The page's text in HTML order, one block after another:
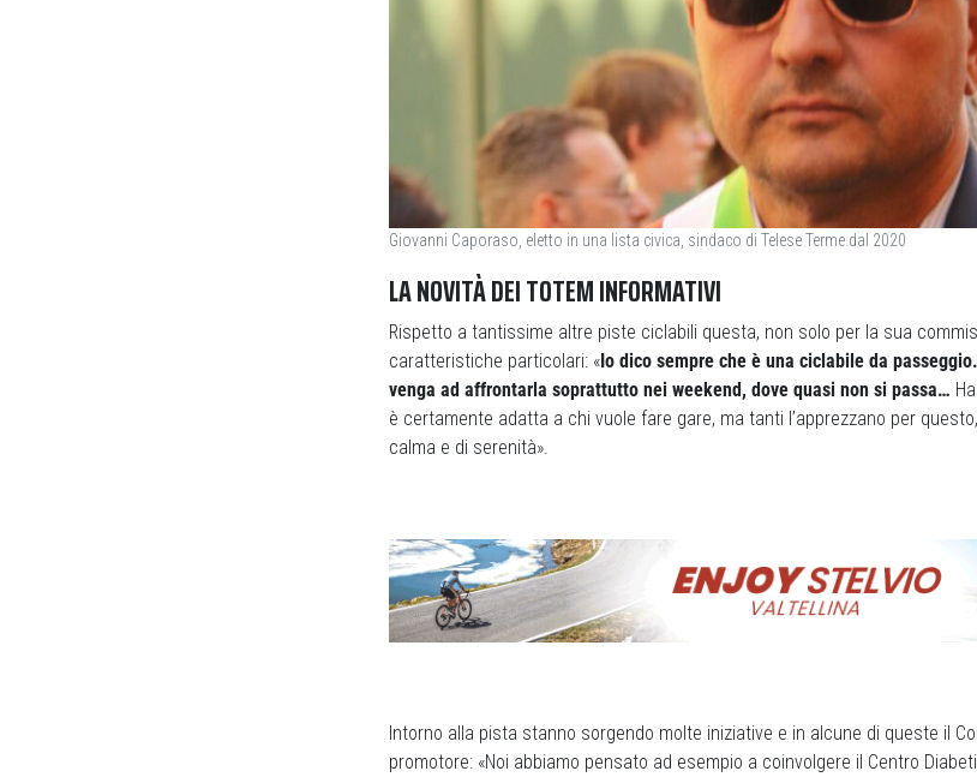
Giovanni Caporaso, eletto in una lista civica, sindaco di Telese Terme dal 2020
LA NOVITÀ DEI TOTEM INFORMATIVI
Rispetto a tantissime altre piste ciclabili questa, non solo per la sua
caratteristiche particolari: «Io dico sempre che è una ciclabile da
venga ad affrontarla soprattutto nei weekend, dove quasi non si passa…
è certamente adatta a chi vuole fare gare, ma tanti l’apprezzano per
calma e di serenità».
Intorno alla pista stanno sorgendo molte iniziative e in alcune di queste il
promotore: «Noi abbiamo pensato ad esempio a coinvolgere il Centro